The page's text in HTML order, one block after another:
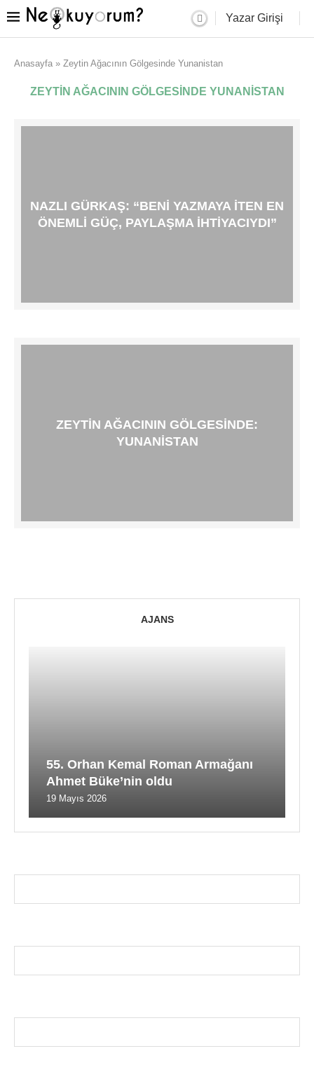
Yazar Girişi
Anasayfa » Zeytin Ağacının Gölgesinde Yunanistan
ZEYTIN AĞACININ GÖLGESINDE YUNANISTAN
NAZLI GÜRKAŞ: “BENI YAZMAYA ITEN EN
ÖNEMLI GÜÇ, PAYLAŞMA IHTIYACIYDI”
ZEYTIN AĞACININ GÖLGESINDE:
YUNANISTAN
AJANS
55. Orhan Kemal Roman Armağanı
Ahmet Büke’nin oldu
19 Mayıs 2026